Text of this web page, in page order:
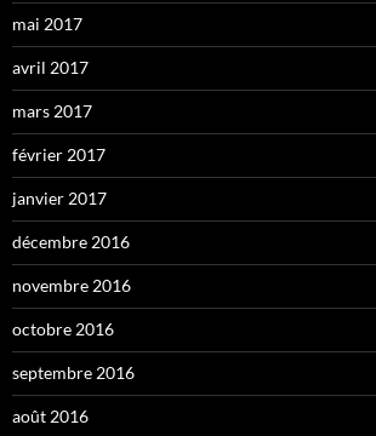
mai 2017
avril 2017
mars 2017
février 2017
janvier 2017
décembre 2016
novembre 2016
octobre 2016
septembre 2016
août 2016